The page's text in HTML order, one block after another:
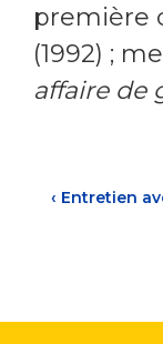
première
(1992) ;
affaire de
‹ Entretien